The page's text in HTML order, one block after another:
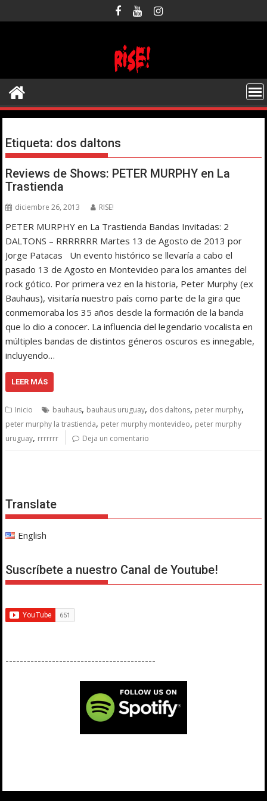
al
Etiqueta: dos daltons
Reviews de Shows: PETER MURPHY en La
Trastienda
diciembre 26, 2013 RISE!
PETER MURPHY en La Trastienda Bandas Invitadas: 2
DALTONS – RRRRRRR Martes 13 de Agosto de 2013 por
Jorge Patacas Un evento histórico se llevaría a cabo el
pasado 13 de Agosto en Montevideo para los amantes del
rock gótico. Por primera vez en la historia, Peter Murphy (ex
Bauhaus), visitaría nuestro país como parte de la gira que
conmemoraba los 35 años desde la formación de la banda
que lo dio a conocer. La influencia del legendario vocalista en
múltiples bandas de distintos géneros oscuros es innegable,
incluyendo…
LEER MÁS
Inicio bauhaus, bauhaus uruguay, dos daltons, peter murphy,
peter murphy la trastienda, peter murphy montevideo, peter murphy
uruguay, rrrrrrr Deja un comentario
Translate
English
Suscríbete a nuestro Canal de Youtube!
------------------------------------------